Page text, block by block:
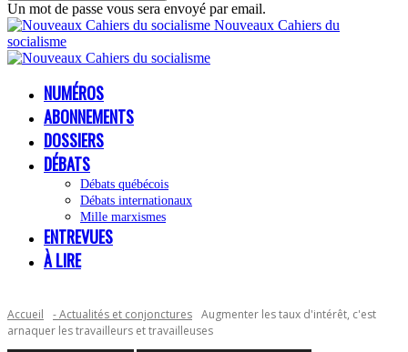
Un mot de passe vous sera envoyé par email.
Nouveaux Cahiers du
socialisme
NUMÉROS
ABONNEMENTS
DOSSIERS
DÉBATS
Débats québécois
Débats internationaux
Mille marxismes
ENTREVUES
À LIRE
Accueil - Actualités et conjonctures Augmenter les taux d'intérêt, c'est
arnaquer les travailleurs et travailleuses